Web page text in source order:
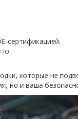
которые не
но и ваша